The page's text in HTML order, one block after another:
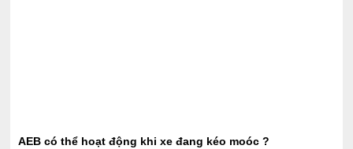
AEB có thể hoạt động khi xe đang kéo moóc ?